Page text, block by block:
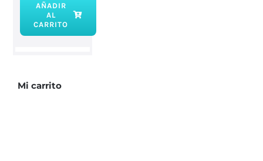
Incienso
AÑADIR
AL
CARRITO
Mi carrito